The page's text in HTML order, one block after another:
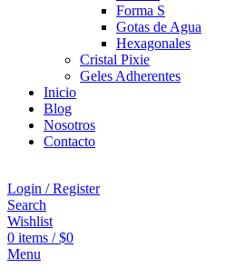
Forma S
Gotas de Agua
Hexagonales
Cristal Pixie
Geles Adherentes
Inicio
Blog
Nosotros
Contacto
Login / Register
Search
Wishlist
0 items / $0
Menu